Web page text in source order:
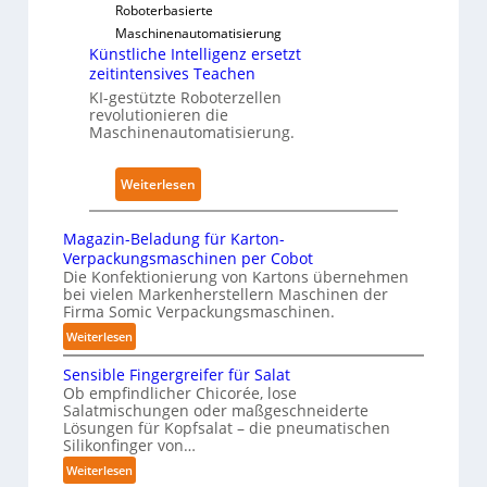
k
f
ü
r
P
s
c
a
l
A
d
i
m
K
r
a
k
e
h
a
u
s
u
d
e
n
A
u
w
r
k
u
n
g
n
v
o
n
Roboterbasierte
Maschinenautomatisierung
Künstliche Intelligenz ersetzt
zeitintensives Teachen
KI-gestützte Roboterzellen
revolutionieren die
Maschinenautomatisierung.
Weiterlesen
K
n
s
t
l
c
h
e
I
Magazin-Beladung für Karton-
Verpackungsmaschinen per Cobot
Die Konfektionierung von Kartons übernehmen
bei vielen Markenherstellern Maschinen der
Firma Somic Verpackungsmaschinen.
Weiterlesen:
M
a
g
a
z
i
n
Sensible Fingergreifer für Salat
Ob empfindlicher Chicorée, lose
Salatmischungen oder maßgeschneiderte
Lösungen für Kopfsalat – die pneumatischen
Silikonfinger von…
Weiterlesen: